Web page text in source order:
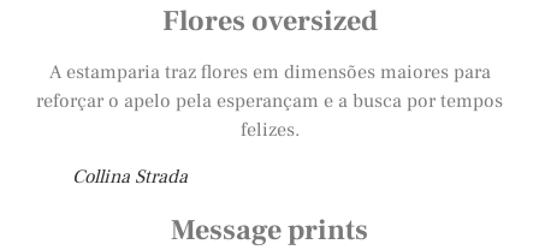
Flores oversized
A estamparia traz flores em dimensões maiores para
reforçar o apelo pela esperançam e a busca por tempos
felizes.
Collina Strada
Message prints